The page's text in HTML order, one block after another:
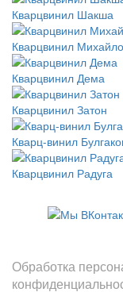
Кварцвинил Шакша
Кварцвинил
Кварцвинил Дема
Кварцвинил Затон
Кварц-винил
Кварцвинил Радуга
Обработка